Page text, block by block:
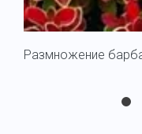
Размножение